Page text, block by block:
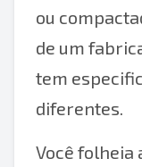
ou
de um
tem
diferentes.
Você folheia